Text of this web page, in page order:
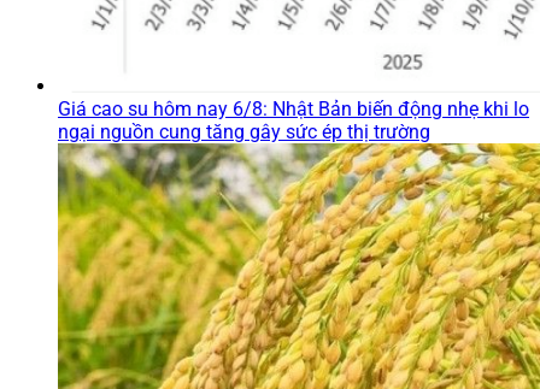
Giá cao su hôm nay 6/8: Nhật Bản biến động nhẹ khi lo
ngại nguồn cung tăng gây sức ép thị trường